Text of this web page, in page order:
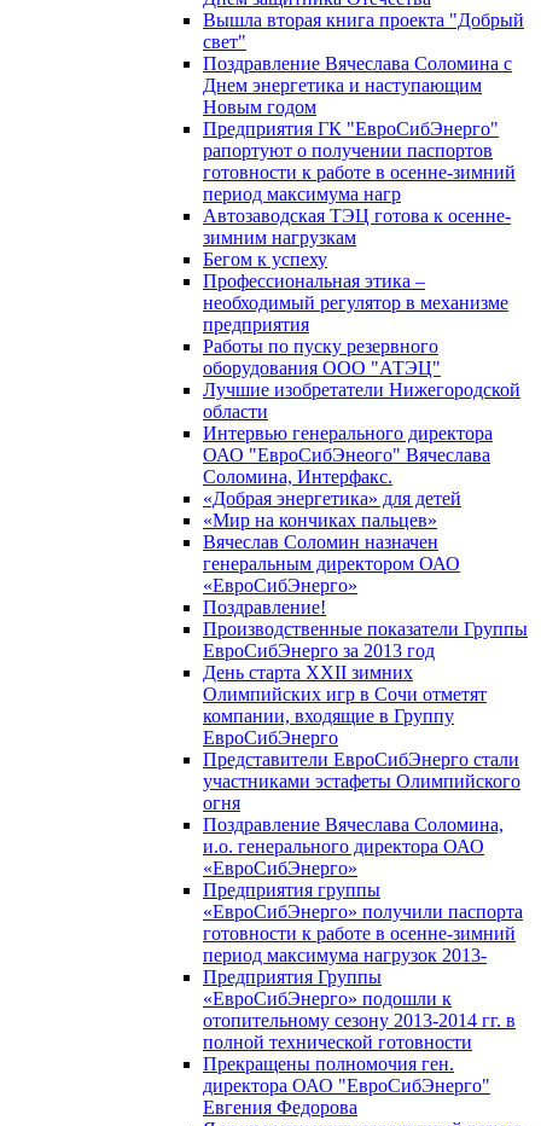
Вышла вторая книга проекта "Добрый
свет"
Поздравление Вячеслава Соломина с
Днем энергетика и наступающим
Новым годом
Предприятия ГК "ЕвроСибЭнерго"
рапортуют о получении паспортов
готовности к работе в осенне-зимний
период максимума нагр
Автозаводская ТЭЦ готова к осенне-
зимним нагрузкам
Бегом к успеху
Профессиональная этика –
необходимый регулятор в механизме
предприятия
Работы по пуску резервного
оборудования ООО "АТЭЦ"
Лучшие изобретатели Нижегородской
области
Интервью генерального директора
ОАО "ЕвроСибЭнеого" Вячеслава
Соломина, Интерфакс.
«Добрая энергетика» для детей
«Мир на кончиках пальцев»
Вячеслав Соломин назначен
генеральным директором ОАО
«ЕвроСибЭнерго»
Поздравление!
Производственные показатели Группы
ЕвроСибЭнерго за 2013 год
День старта XXII зимних
Олимпийских игр в Сочи отметят
компании, входящие в Группу
ЕвроСибЭнерго
Представители ЕвроСибЭнерго стали
участниками эстафеты Олимпийского
огня
Поздравление Вячеслава Соломина,
и.о. генерального директора ОАО
«ЕвроСибЭнерго»
Предприятия группы
«ЕвроСибЭнерго» получили паспорта
готовности к работе в осенне-зимний
период максимума нагрузок 2013-
Предприятия Группы
«ЕвроСибЭнерго» подошли к
отопительному сезону 2013-2014 гг. в
полной технической готовности
Прекращены полномочия ген.
директора ОАО "ЕвроСибЭнерго"
Евгения Федорова